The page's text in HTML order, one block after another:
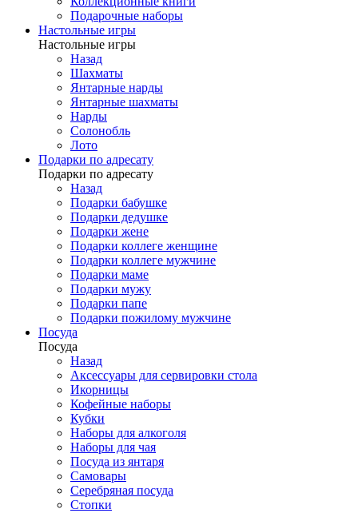
Подарочные наборы
Настольные игры
Настольные игры
Назад
Шахматы
Янтарные нарды
Янтарные шахматы
Нарды
Солонобль
Лото
Подарки по адресату
Подарки по адресату
Назад
Подарки бабушке
Подарки дедушке
Подарки жене
Подарки коллеге женщине
Подарки коллеге мужчине
Подарки маме
Подарки мужу
Подарки папе
Подарки пожилому мужчине
Посуда
Посуда
Назад
Аксессуары для сервировки стола
Икорницы
Кофейные наборы
Кубки
Наборы для алкоголя
Наборы для чая
Посуда из янтаря
Самовары
Серебряная посуда
Стопки